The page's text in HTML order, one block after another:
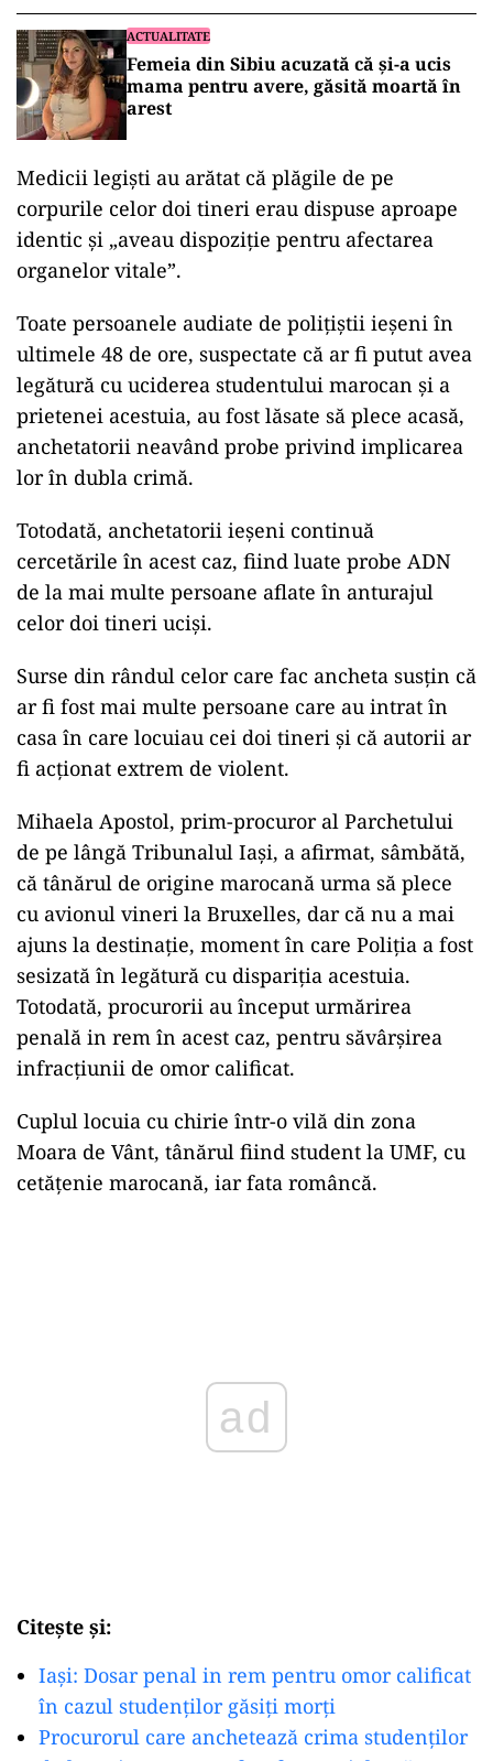
ACTUALITATE
Femeia din Sibiu acuzată că și-a ucis
mama pentru avere, găsită moartă în
arest
Medicii legişti au arătat că plăgile de pe
corpurile celor doi tineri erau dispuse aproape
identic şi „aveau dispoziţie pentru afectarea
organelor vitale”.
Toate persoanele audiate de poliţiştii ieşeni în
ultimele 48 de ore, suspectate că ar fi putut avea
legătură cu uciderea studentului marocan şi a
prietenei acestuia, au fost lăsate să plece acasă,
anchetatorii neavând probe privind implicarea
lor în dubla crimă.
Totodată, anchetatorii ieşeni continuă
cercetările în acest caz, fiind luate probe ADN
de la mai multe persoane aflate în anturajul
celor doi tineri ucişi.
Surse din rândul celor care fac ancheta susţin că
ar fi fost mai multe persoane care au intrat în
casa în care locuiau cei doi tineri şi că autorii ar
fi acţionat extrem de violent.
Mihaela Apostol, prim-procuror al Parchetului
de pe lângă Tribunalul Iaşi, a afirmat, sâmbătă,
că tânărul de origine marocană urma să plece
cu avionul vineri la Bruxelles, dar că nu a mai
ajuns la destinaţie, moment în care Poliţia a fost
sesizată în legătură cu dispariţia acestuia.
Totodată, procurorii au început urmărirea
penală in rem în acest caz, pentru săvârşirea
infracţiunii de omor calificat.
Cuplul locuia cu chirie într-o vilă din zona
Moara de Vânt, tânărul fiind student la UMF, cu
cetăţenie marocană, iar fata româncă.
ad
Citește și:
Iaşi: Dosar penal in rem pentru omor calificat
în cazul studenţilor găsiţi morţi
Procurorul care anchetează crima studenților